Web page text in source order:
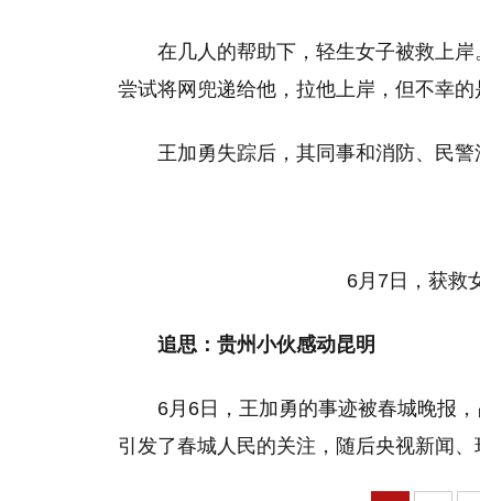
在几人的帮助下，轻生女子被救上
尝试将网兜递给他，拉他上岸，但不幸的
王加勇失踪后，其同事和消防、民警
6月7日，获救
追思：贵州小伙感动昆明
6月6日，王加勇的事迹被春城晚报
引发了春城人民的关注，随后央视新闻、